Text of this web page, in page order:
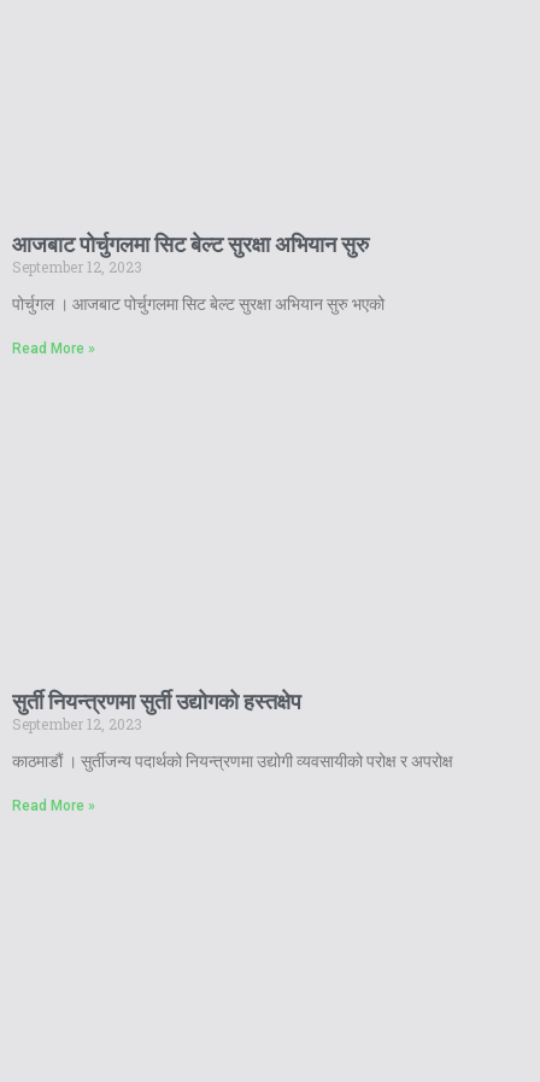
आजबाट पोर्चुगलमा सिट बेल्ट सुरक्षा अभियान सुरु
September 12, 2023
पोर्चुगल । आजबाट पोर्चुगलमा सिट बेल्ट सुरक्षा अभियान सुरु भएको
Read More »
सुर्ती नियन्त्रणमा सुर्ती उद्योगको हस्तक्षेप
September 12, 2023
काठमाडौं । सुर्तीजन्य पदार्थको नियन्त्रणमा उद्योगी व्यवसायीको परोक्ष र अपरोक्ष
Read More »